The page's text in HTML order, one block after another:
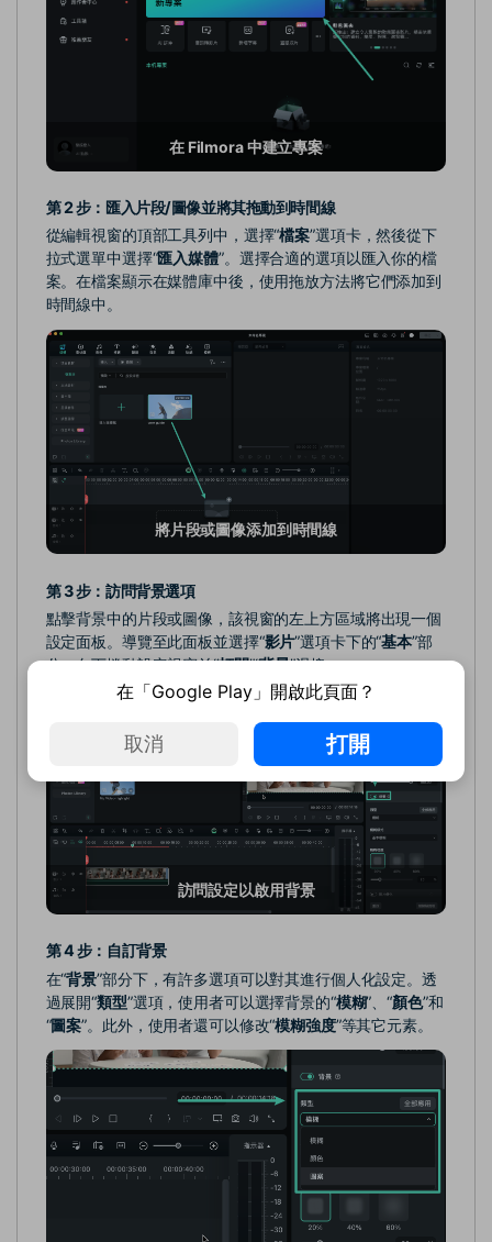
在 Filmora 中建立專案
第 2 步：匯入片段/圖像並將其拖動到時間線
從編輯視窗的頂部工具列中，選擇“檔案”選項卡，然後從下
拉式選單中選擇“匯入媒體”。選擇合適的選項以匯入你的檔
案。在檔案顯示在媒體庫中後，使用拖放方法將它們添加到
時間線中。
將片段或圖像添加到時間線
第 3 步：訪問背景選項
點擊背景中的片段或圖像，該視窗的左上方區域將出現一個
設定面板。導覽至此面板並選擇“影片”選項卡下的“基本”部
分。向下捲動設定視窗並“打開”“背景”滑塊。
訪問設定以啟用背景
第 4 步：自訂背景
在“背景”部分下，有許多選項可以對其進行個人化設定。透
過展開“類型”選項，使用者可以選擇背景的“模糊”、“顏色”和
“圖案”。此外，使用者還可以修改“模糊強度”等其它元素。
在「Google Play」開啟此頁面？
取消 打開